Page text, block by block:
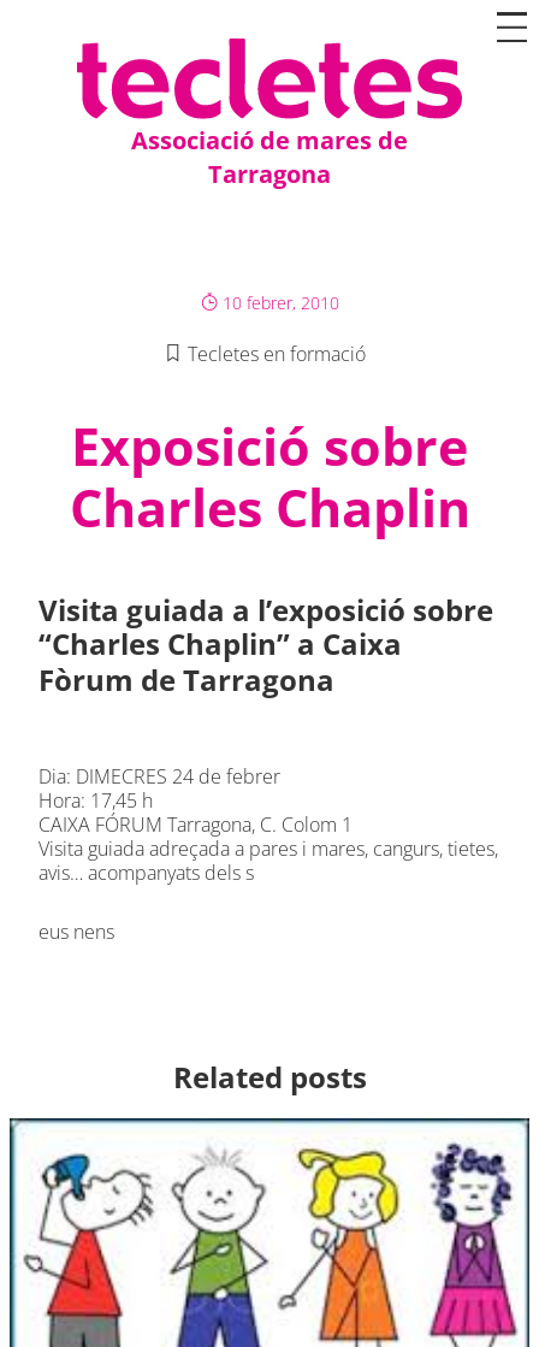
Associació de mares de
Tarragona
10 febrer, 2010
Tecletes en formació
Exposició sobre
Charles Chaplin
Visita guiada a l’exposició sobre
“Charles Chaplin” a Caixa
Fòrum de Tarragona
Dia: DIMECRES 24 de febrer
Hora: 17,45 h
CAIXA FÓRUM Tarragona, C. Colom 1
Visita guiada adreçada a pares i mares, cangurs, tietes,
avis… acompanyats dels s
eus nens
Related posts